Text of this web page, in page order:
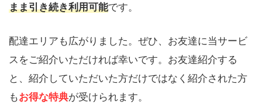
まま引き続き利用可能です。
配達エリアも広がりました。ぜひ、お友達に当サービ
スをご紹介いただければ幸いです。お友達紹介する
と、紹介していただいた方だけではなく紹介された方
もお得な特典が受けられます。